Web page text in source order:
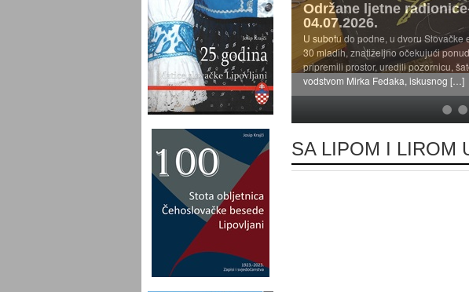
Održane ljetne
04.07.2026.
U subotu do podne, u dvoru
30 mladih, znatiželjno očekujući
pripremili prostor, uredili pozornicu,
vodstvom Mirka Fedaka, iskusnog […]
SA LIPOM I LIROM